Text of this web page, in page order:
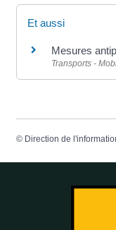
Et aussi
Mesures
Transports -
© Direction de